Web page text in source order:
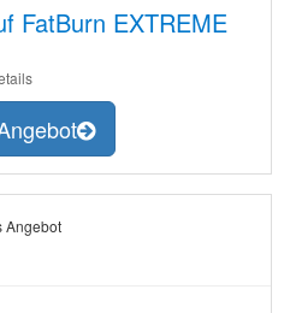
FatBurn EXTREME
Angebot